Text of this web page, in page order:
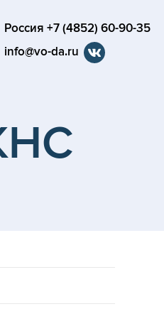
Россия +7 (4852) 60-90-35
info@vo-da.ru